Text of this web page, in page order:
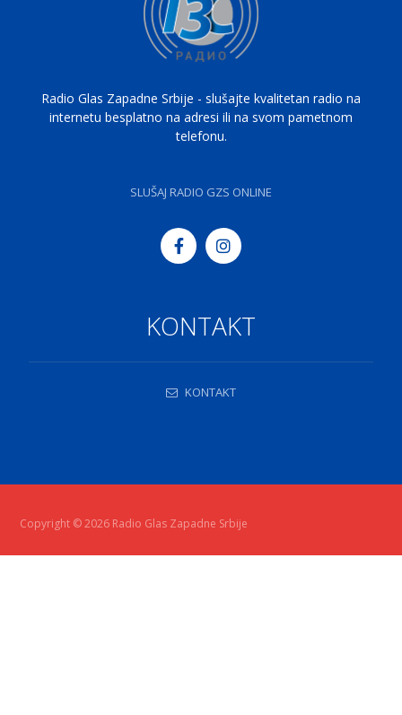
Radio Glas Zapadne Srbije - slušajte kvalitetan radio na
internetu besplatno na adresi ili na svom pametnom
telefonu.
SLUŠAJ RADIO GZS ONLINE
KONTAKT
KONTAKT
Copyright © 2026 Radio Glas Zapadne Srbije